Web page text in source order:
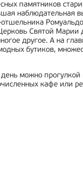
памятников
наблюдательная
Святой Марии
другое. А на
бутиков,
можно прогулкой
кафе или